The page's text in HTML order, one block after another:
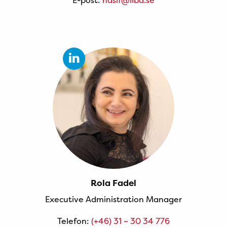
Rola Fadel
Executive Administration Manager
Telefon: (+46) 31 – 30 34 776